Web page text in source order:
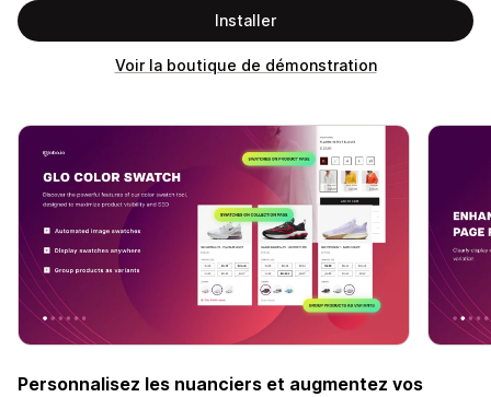
Installer
Voir la boutique de démonstration
Personnalisez les nuanciers et augmentez vos